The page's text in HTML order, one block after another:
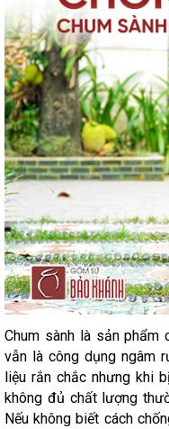
Chum sành là sản phẩm
vẫn là công dụng ngâm
liệu rắn chắc nhưng khi
không đủ chất lượng
Nếu không biết cách